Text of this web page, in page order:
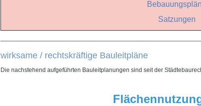
Satzungen
wirksame / rechtskräftige Bauleitpläne
Die nachstehend aufgeführten Bauleitplanungen sind seit der